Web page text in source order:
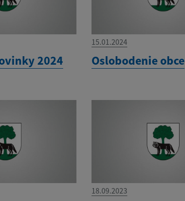
2024
15.01.2024
Oslobodenie obce
18.09.2023